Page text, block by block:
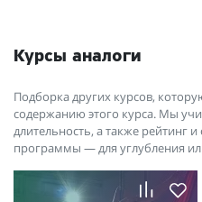
Курсы аналоги
Подборка других курсов,
содержанию этого курса. Мы
длительность, а также рейтинг
программы — для углубления